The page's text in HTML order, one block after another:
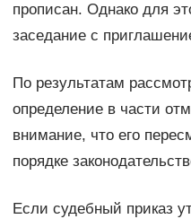
прописан. Однако для
заседание с
По результатам
определение в части
внимание, что его
порядке
Если судебный приказ